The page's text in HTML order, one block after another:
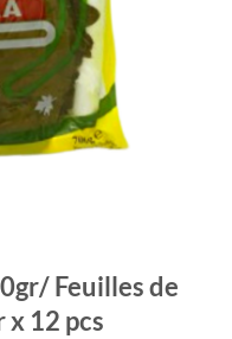
Feuilles de
12 pcs